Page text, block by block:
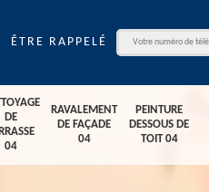
ÊTRE RAPPELÉ
DE
04
RAVALEMENT
DE FAÇADE
04
PEINTURE
DESSOUS DE
TOIT 04